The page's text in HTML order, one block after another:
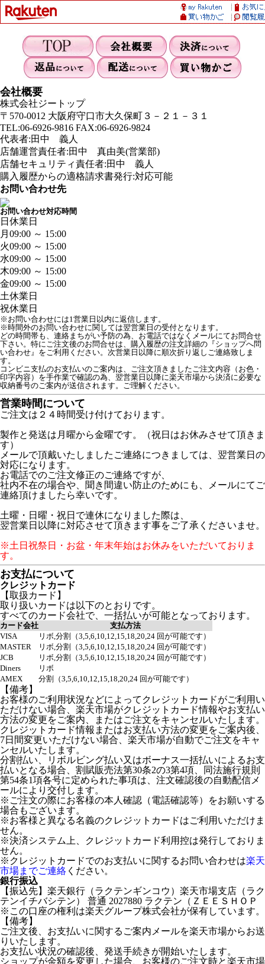
会社概要
株式会社ジートップ
〒570-0012 大阪府守口市大久保町３－２１－３１
TEL:06-6926-9816 FAX:06-6926-9824
代表者:田中 義人
店舗運営責任者:田中 真由美(営業部)
店舗セキュリティ責任者:田中 義人
購入履歴からの適格請求書発行:対応可能
お問い合わせ先
お問い合わせ対応時間
日 休業日
月 09:00 ～ 15:00
火09:00 ～ 15:00
水09:00 ～ 15:00
木09:00 ～ 15:00
金09:00 ～ 15:00
土休業日
祝休業日
※お問い合わせには1営業日以内に返信します。
※時間外のお問い合わせに関しては翌営業日の受付となります。
どの時間帯も、連絡まちがい予防の為、お電話ではなくメールにてお問合せ
下さい。特にご注文後のお問合せは、購入履歴の注文詳細の『ショップへ問
い合わせ』をご利用ください。次営業日以降に順次折り返しご連絡致しま
す。
コンビニ支払のお支払いのご案内は、ご注文頂きましたご注文内容（お色・
印字内容）を手作業で確認の為、翌営業日以降に楽天市場から決済に必要な
収納番号のご案内が送信されます。ご理解ください。
営業時間について
ご注文は２４時間受け付けております。
製作と発送は月曜から金曜です。（祝日はお休みさせて頂きま
す）
メールで頂戴いたしましたご連絡につきましては、翌営業日の
対応になります。
お電話でのご注文修正のご連絡ですが、
社内不在の場合や、聞き間違い防止のためにも、メールにてご
連絡頂けましたら幸いです。
土曜・日曜・祝日で連休になりました際は、
翌営業日以降に対応させて頂きます事をご了承くださいませ。
※土日祝祭日・お盆・年末年始はお休みをいただいておりま
す。
お支払について
クレジットカード
【取扱カード】
取り扱いカードは以下のとおりです。
すべてのカード会社で、一括払いが可能となっております。
カード会社
支払方法
VISA
リボ,分割（3,5,6,10,12,15,18,20,24 回が可能です）
MASTER
リボ,分割（3,5,6,10,12,15,18,20,24 回が可能です）
JCB
リボ,分割（3,5,6,10,12,15,18,20,24 回が可能です）
Diners
リボ
AMEX
分割（3,5,6,10,12,15,18,20,24 回が可能です）
【備考】
お客様のご利用状況などによってクレジットカードがご利用い
ただけない場合、楽天市場がクレジットカード情報やお支払い
方法の変更をご案内、またはご注文をキャンセルいたします。
クレジットカード情報またはお支払い方法の変更をご案内後、
7日間変更いただけない場合、楽天市場が自動でご注文をキャ
ンセルいたします。
分割払い、リボルビング払い又はボーナス一括払いによるお支
払いとなる場合、割賦販売法第30条2の3第4項、同法施行規則
第54条1項各号に定められた事項は、注文確認後の自動配信メ
ールにより交付します。
※ご注文の際にお客様の本人確認（電話確認等）をお願いする
場合もございます。
※お客様と異なる名義のクレジットカードはご利用いただけま
せん。
※決済システム上、クレジットカード利用控は発行しておりま
せん。
※クレジットカードでのお支払いに関するお問い合わせは楽天
市場までご連絡 ください。
銀行振込
【振込先】楽天銀行（ラクテンギンコウ）楽天市場支店（ラク
テンイチバシテン） 普通 2027880 ラクテン（ＺＥＥＳＨＯＰ
※この口座の権利は楽天グループ株式会社が保有しています。
【備考】
ご注文後、お支払いに関するご案内メールを楽天市場からお送
りいたします。
お支払い状況の確認後、発送手続きが開始いたします。
ショップが金額を変更した場合、お客様のご注文時と楽天市場